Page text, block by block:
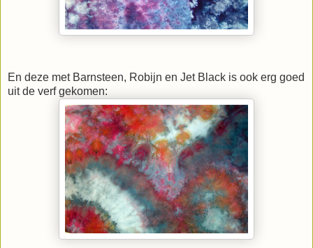
En deze met Barnsteen, Robijn en Jet Black is ook erg goed
uit de verf gekomen: